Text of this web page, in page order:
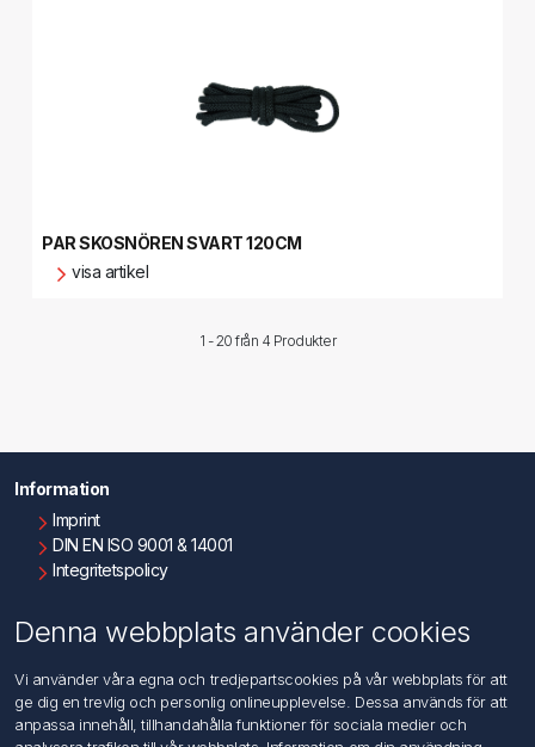
PAR SKOSNÖREN SVART 120CM
visa artikel
1 - 20 från 4 Produkter
Information
Imprint
DIN EN ISO 9001 & 14001
Integritetspolicy
Kontakta oss
Kundtjänst
Denna webbplats använder cookies
Vi använder våra egna och tredjepartscookies på vår webbplats för att
ge dig en trevlig och personlig onlineupplevelse. Dessa används för att
anpassa innehåll, tillhandahålla funktioner för sociala medier och